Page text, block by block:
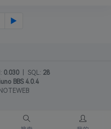
▶
0.030 SQL: 28
BBS 4.0.4
NOTEWEB